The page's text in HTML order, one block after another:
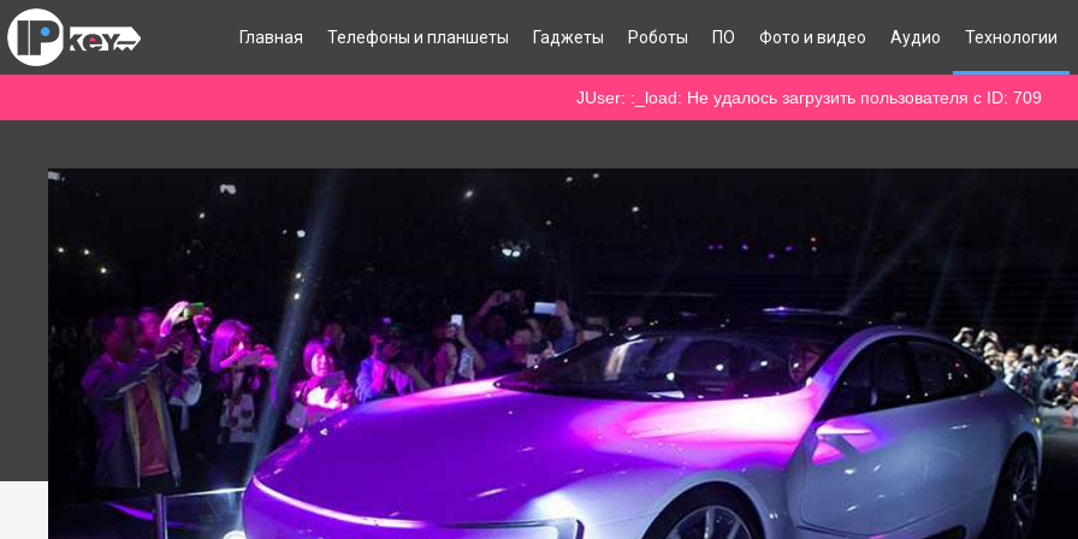
Главная Телефоны и планшеты Гаджеты Роботы ПО Фото и видео Аудио Технологии
JUser: :_load: Не удалось загрузить пользователя с ID: 709